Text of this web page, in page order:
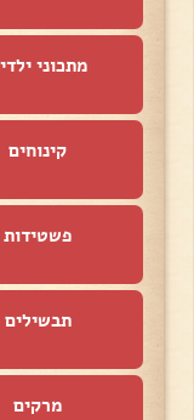
מתכוני
קינוחים
פשטידות
תבשילים
מרקים